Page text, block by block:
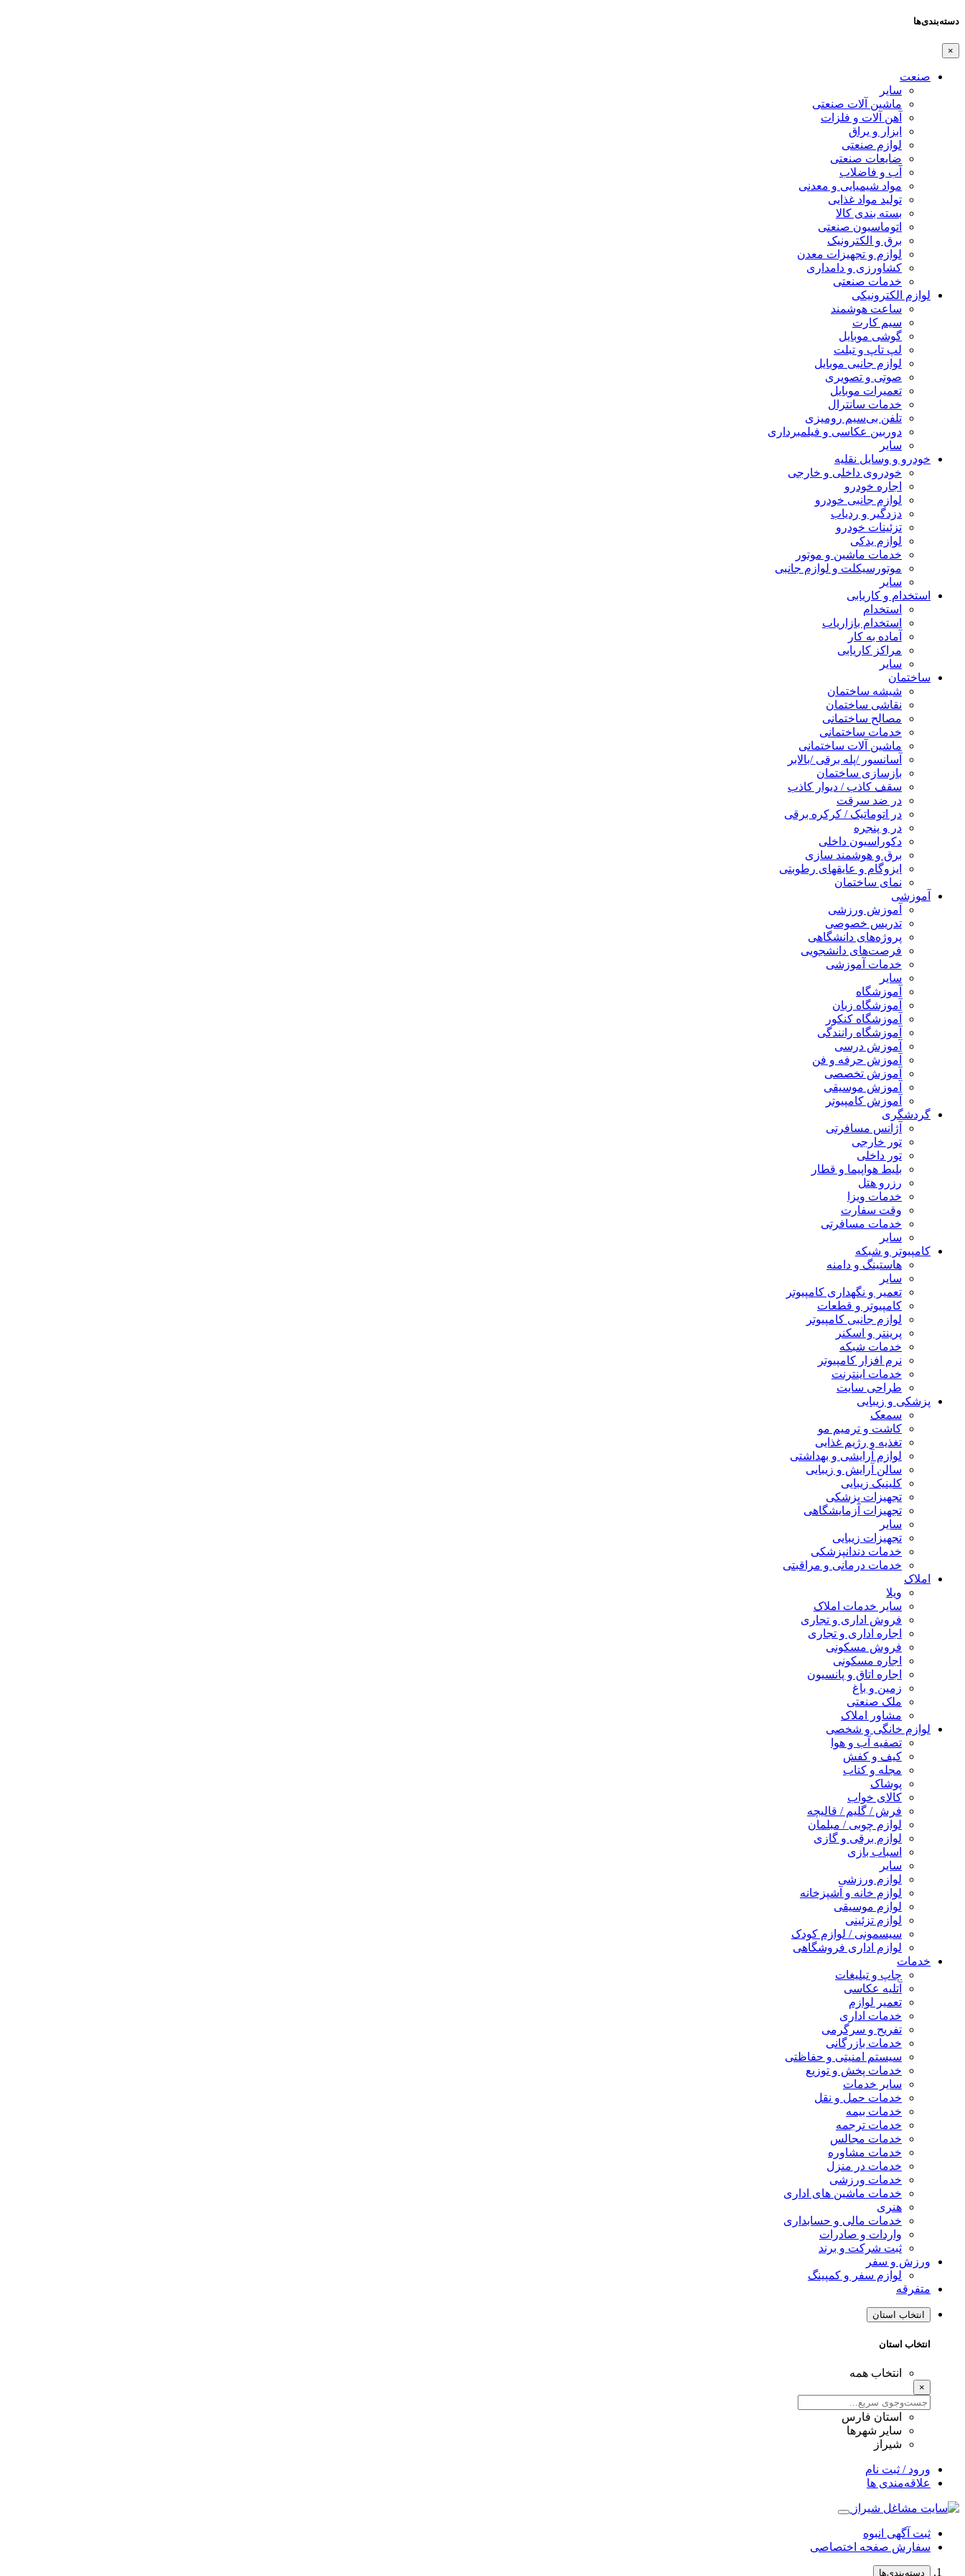
دسته‌بندی‌ها
×
صنعت
سایر
ماشین آلات صنعتی
آهن آلات و فلزات
ابزار و یراق
لوازم صنعتی
ضایعات صنعتی
آب و فاضلاب
مواد شیمیایی و معدنی
تولید مواد غذایی
بسته بندی کالا
اتوماسیون صنعتی
برق و الکترونیک
لوازم و تجهیزات معدن
کشاورزی و دامداری
خدمات صنعتی
لوازم الکترونیکی
ساعت هوشمند
سیم کارت
گوشی موبایل
لپ تاپ و تبلت
لوازم جانبی موبایل
صوتی و تصویری
تعمیرات موبایل
خدمات سانترال
تلفن بی‌سیم رومیزی
دوربین عکاسی و فیلمبرداری
سایر
خودرو و وسایل نقلیه
خودروی داخلی و خارجی
اجاره خودرو
لوازم جانبی خودرو
دزدگیر و ردیاب
تزئینات خودرو
لوازم یدکی
خدمات ماشین و موتور
موتورسیکلت و لوازم جانبی
سایر
استخدام و کاریابی
استخدام
استخدام بازاریاب
آماده به کار
مراکز کاریابی
سایر
ساختمان
شیشه ساختمان
نقاشی ساختمان
مصالح ساختمانی
خدمات ساختمانی
ماشین آلات ساختمانی
آسانسور /پله برقی /بالابر
بازسازی ساختمان
سقف کاذب / دیوار کاذب
در ضد سرقت
در اتوماتیک / کرکره برقی
در و پنجره
دکوراسیون داخلی
برق و هوشمند سازی
ایزوگام و عایقهای رطوبتی
نمای ساختمان
آموزشی
آموزش ورزشی
تدریس خصوصی
پروژه‌های دانشگاهی
فرصت‌های دانشجویی
خدمات آموزشی
سایر
آموزشگاه
آموزشگاه زبان
آموزشگاه کنکور
آموزشگاه رانندگی
آموزش درسی
آموزش حرفه و فن
آموزش تخصصی
آموزش موسیقی
آموزش کامپیوتر
گردشگری
آژانس مسافرتی
تور خارجی
تور داخلی
بلیط هواپیما و قطار
رزرو هتل
خدمات ویزا
وقت سفارت
خدمات مسافرتی
سایر
کامپیوتر و شبکه
هاستینگ و دامنه
سایر
تعمیر و نگهداری کامپیوتر
کامپیوتر و قطعات
لوازم جانبی کامپیوتر
پرینتر و اسکنر
خدمات شبکه
نرم افزار کامپیوتر
خدمات اینترنت
طراحی سایت
پزشکی و زیبایی
سمعک
کاشت و ترمیم مو
تغذیه و رژیم غذایی
لوازم آرایشی و بهداشتی
سالن آرایش و زیبایی
کلینیک زیبایی
تجهیزات پزشکی
تجهیزات آزمایشگاهی
سایر
تجهیزات زیبایی
خدمات دندانپزشکی
خدمات درمانی و مراقبتی
املاک
ویلا
سایر خدمات املاک
فروش اداری و تجاری
اجاره اداری و تجاری
فروش مسکونی
اجاره مسکونی
اجاره اتاق و پانسیون
زمین و باغ
ملک صنعتی
مشاور املاک
لوازم خانگی و شخصی
تصفیه آب و هوا
کیف و کفش
مجله و کتاب
پوشاک
کالای خواب
فرش / گلیم / قالیچه
لوازم چوبی / مبلمان
لوازم برقی و گازی
اسباب بازی
سایر
لوازم ورزشی
لوازم خانه و آشپزخانه
لوازم موسیقی
لوازم تزئینی
سیسمونی / لوازم کودک
لوازم اداری فروشگاهی
خدمات
چاپ و تبلیغات
آتلیه عکاسی
تعمیر لوازم
خدمات اداری
تفریح و سرگرمی
خدمات بازرگانی
سیستم امنیتی و حفاظتی
خدمات پخش و توزیع
سایر خدمات
خدمات حمل و نقل
خدمات بیمه
خدمات ترجمه
خدمات مجالس
خدمات مشاوره
خدمات در منزل
خدمات ورزشی
خدمات ماشین های اداری
هنری
خدمات مالی و حسابداری
واردات و صادرات
ثبت شرکت و برند
ورزش و سفر
لوازم سفر و کمپینگ
متفرقه
انتخاب استان
انتخاب استان
انتخاب همه
×
استان فارس
سایر شهرها
شیراز
ورود / ثبت نام
علاقه‌مندی ها
ثبت آگهی انبوه
سفارش صفحه اختصاصی
دسته‌بندی‌ها